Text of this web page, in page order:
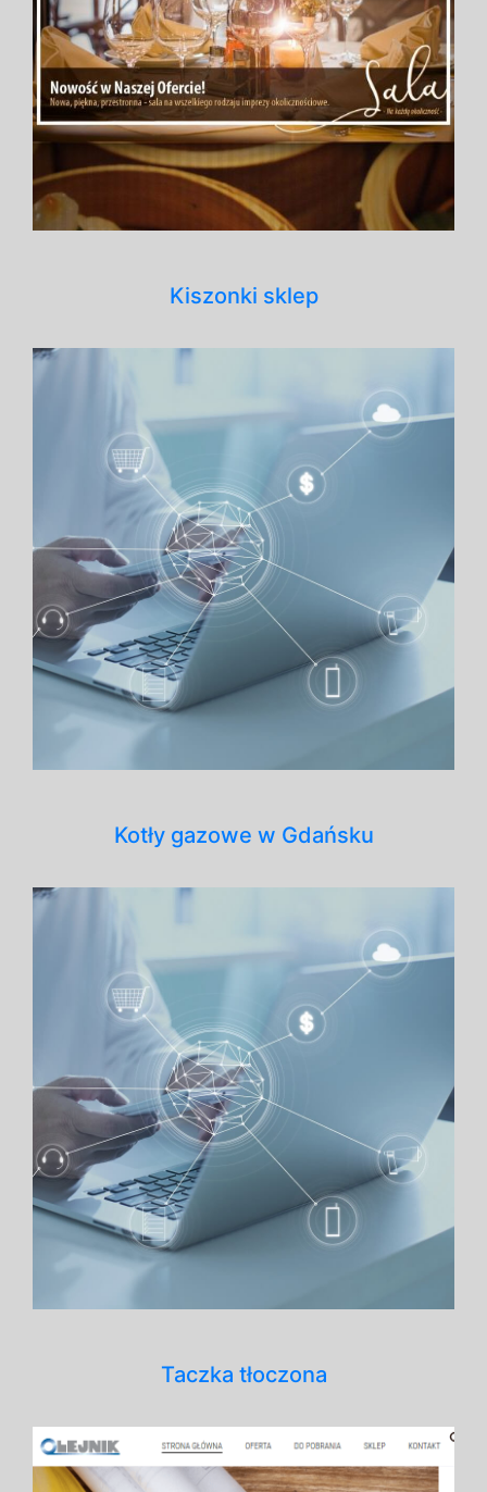
Kiszonki sklep
Kotły gazowe w Gdańsku
Taczka tłoczona